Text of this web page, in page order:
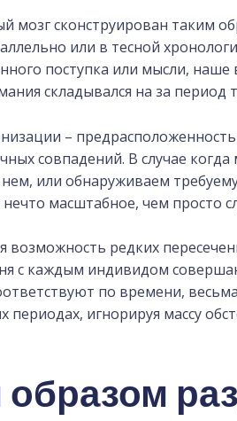
мозг сконструирован таким
или в тесной
поступка или мысли,
складывался на за период
–
совпадений. В случае
или обнаруживаем
нечто масштабное, чем просто
возможность редких
с каждым индивидом
по времени,
периодах, игнорируя массу